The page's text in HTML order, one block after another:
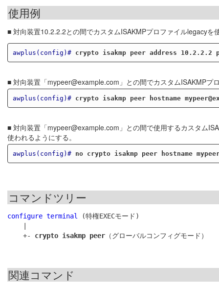
使用例
■ 対向装置10.2.2.2との間でカスタムISAKMPプロファイルlegacyを
awplus(config)# crypto isakmp peer address
■ 対向装置「mypeer@example.com」との間でカスタムISAKMPプ
awplus(config)# crypto isakmp peer hostname
■ 対向装置「mypeer@example.com」との間で使用するカスタム
使われるようにする。
awplus(config)# no crypto isakmp peer hostname
コマンドツリー
configure terminal
(特権EXECモード)
    +-
crypto isakmp peer
関連コマンド